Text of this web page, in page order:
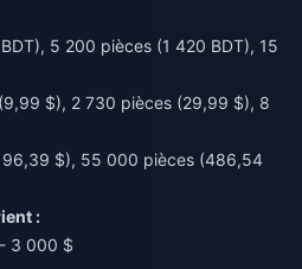
5 200 pièces (1 420 BDT), 15
$), 2 730 pièces (29,99 $), 8
$), 55 000 pièces (486,54
:
3 000 $